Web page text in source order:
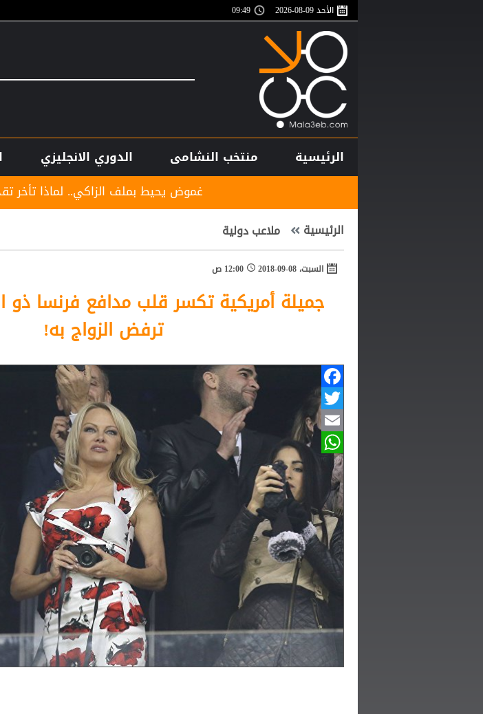
الأحد 09-08-2026 09:49
الرئيسية منتخب النشامى الدوري الانجليزي
غموض يحيط بملف الزاكي.. لماذا تأخر تقديمه مدربا
الرئيسية ملاعب دولية
السبت، 08-09-2018 12:00 ص
جميلة أمريكية تكسر قلب مدافع فرنسا ذو
ترفض الزواج به!
Facebook
Twitter
Email
WhatsApp